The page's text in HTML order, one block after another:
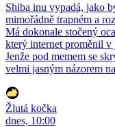
Shiba inu vypadá, jako
mimořádně trapném a
Má dokonale stočený
který internet proměnil v
Jenže pod memem se
velmi jasným názorem
Žlutá kočka
dnes, 10:00